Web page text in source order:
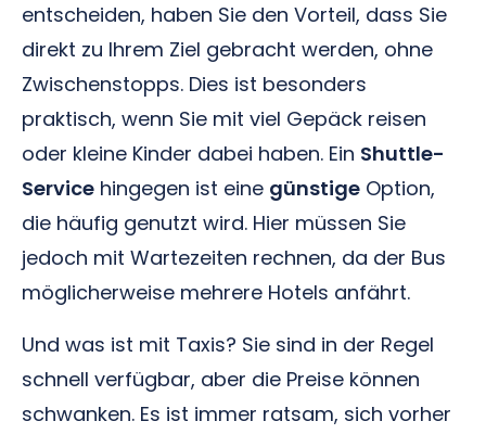
entscheiden, haben Sie den Vorteil, dass Sie
direkt zu Ihrem Ziel gebracht werden, ohne
Zwischenstopps. Dies ist besonders
praktisch, wenn Sie mit viel Gepäck reisen
oder kleine Kinder dabei haben. Ein Shuttle-
Service hingegen ist eine günstige Option,
die häufig genutzt wird. Hier müssen Sie
jedoch mit Wartezeiten rechnen, da der Bus
möglicherweise mehrere Hotels anfährt.
Und was ist mit Taxis? Sie sind in der Regel
schnell verfügbar, aber die Preise können
schwanken. Es ist immer ratsam, sich vorher